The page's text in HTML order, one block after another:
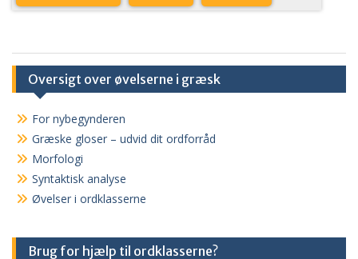
Oversigt over øvelserne i græsk
For nybegynderen
Græske gloser – udvid dit ordforråd
Morfologi
Syntaktisk analyse
Øvelser i ordklasserne
Brug for hjælp til ordklasserne?